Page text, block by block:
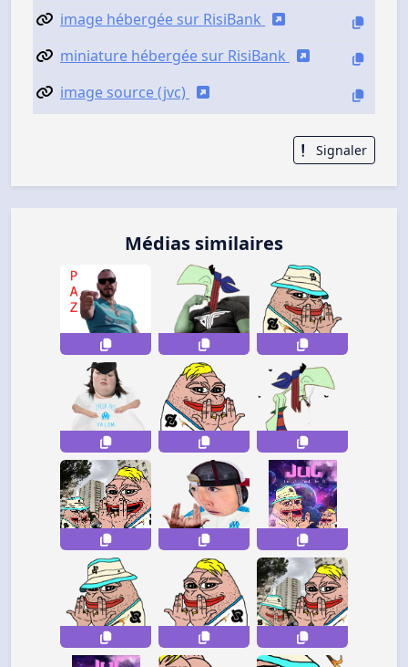
image hébergée sur RisiBank
miniature hébergée sur RisiBank
image source (jvc)
Signaler
Médias similaires